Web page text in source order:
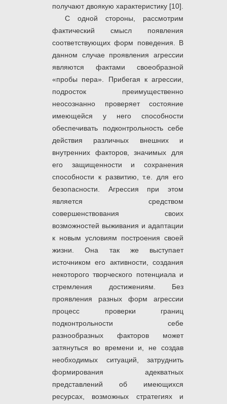
получают двоякую характеристику [10].
С одной стороны, рассмотрим
фактический смысл появления
соответствующих форм поведения. В
данном случае проявления агрессии
являются фактами своеобразной
«пробы пера». Прибегая к агрессии,
подросток преимущественно
неосознанно проверяет состояние
имеющейся у него способности
обеспечивать подконтрольность себе
действия различных внешних и
внутренних факторов, значимых для
его защищенности и сохранения
способности к развитию, т.е. для его
безопасности. Агрессия при этом
является средством
совершенствования своих
возможностей выживания и адаптации
к новым условиям построения своей
жизни. Она так же выступает
источником его активности, создания
некоторого творческого потенциала и
стремления достижениям. Без
проявления разных форм агрессии
процесс проверки границ
подконтрольности себе
разнообразных факторов может
затянуться во времени и, не создав
необходимых ситуаций, затруднить
формирования адекватных
представлений об имеющихся
ресурсах, возможных стратегиях и